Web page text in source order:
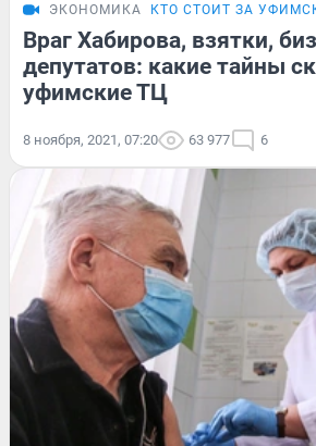
ЭКОНОМИКА КТО СТОИТ ЗА
Враг Хабирова, взятки,
депутатов: какие тайны
уфимские ТЦ
8 ноября, 2021, 07:20 63 977 6